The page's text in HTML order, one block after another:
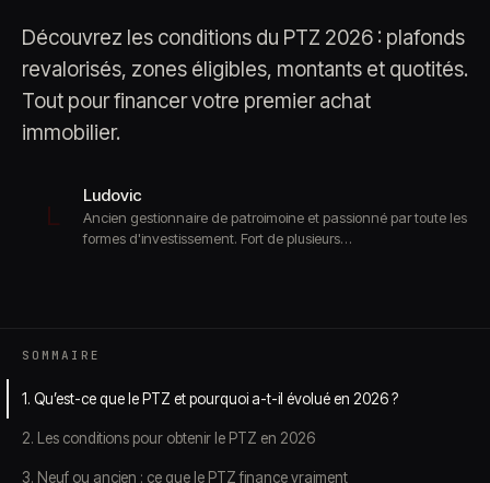
Découvrez les conditions du PTZ 2026 : plafonds
revalorisés, zones éligibles, montants et quotités.
Tout pour financer votre premier achat
immobilier.
L
Ludovic
Ancien gestionnaire de patroimoine et passionné par toute les
formes d'investissement. Fort de plusieurs…
SOMMAIRE
1. Qu’est-ce que le PTZ et pourquoi a-t-il évolué en 2026 ?
2. Les conditions pour obtenir le PTZ en 2026
3. Neuf ou ancien : ce que le PTZ finance vraiment